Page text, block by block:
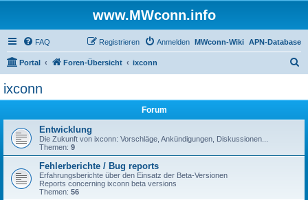
www.MWconn.info
FAQ APN-Database
MWconn-Wiki
Anmelden
Registrieren
Portal Foren-Übersicht ixconn
ixconn
Forum
Entwicklung
Die Zukunft von ixconn: Vorschläge, Ankündigungen, Diskussionen...
Themen: 9
Fehlerberichte / Bug reports
Erfahrungsberichte über den Einsatz der Beta-Versionen
Reports concerning ixconn beta versions
Themen: 56